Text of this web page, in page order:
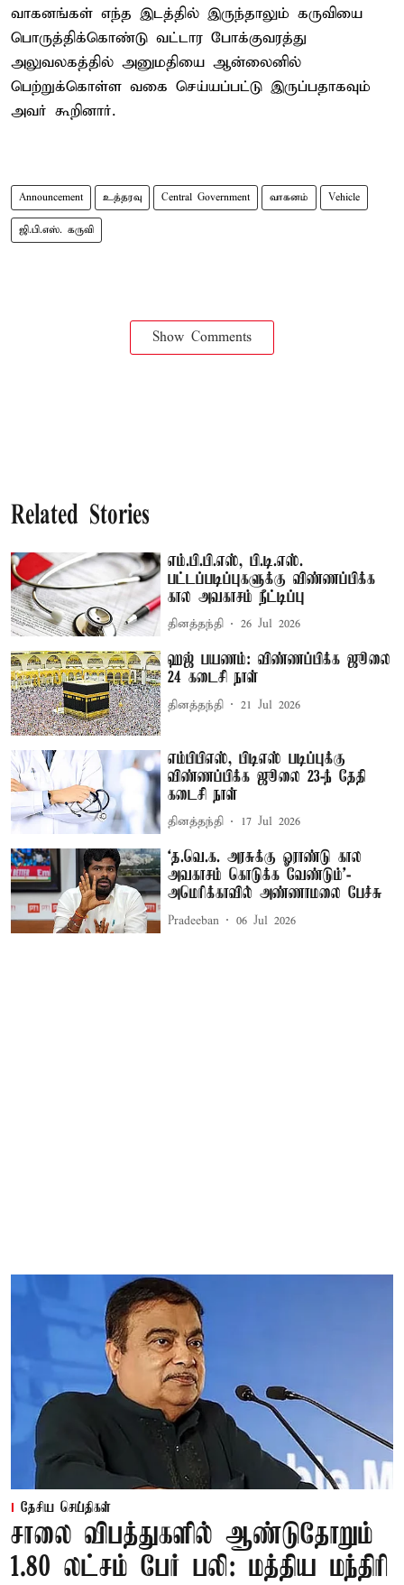
வாகனங்கள் எந்த இடத்தில் இருந்தாலும் கருவியை
பொருத்திக்கொண்டு வட்டார போக்குவரத்து
அலுவலகத்தில் அனுமதியை ஆன்லைனில்
பெற்றுக்கொள்ள வகை செய்யப்பட்டு இருப்பதாகவும்
அவர் கூறினார்.
Announcement உத்தரவு Central Government வாகனம் Vehicle
ஜி.பி.எஸ். கருவி
Show Comments
Related Stories
எம்.பி.பி.எஸ், பி.டி.எஸ்.
பட்டப்படிப்புகளுக்கு விண்ணப்பிக்க
கால அவகாசம் நீட்டிப்பு
தினத்தந்தி 26 Jul 2026
ஹஜ் பயணம்: விண்ணப்பிக்க ஜூலை
24 கடைசி நாள்
தினத்தந்தி 21 Jul 2026
எம்பிபிஎஸ், பிடிஎஸ் படிப்புக்கு
விண்ணப்பிக்க ஜூலை 23-ந் தேதி
கடைசி நாள்
தினத்தந்தி 17 Jul 2026
‘த.வெ.க. அரசுக்கு ஓராண்டு கால
அவகாசம் கொடுக்க வேண்டும்’-
அமெரிக்காவில் அண்ணாமலை பேச்சு
Pradeeban 06 Jul 2026
தேசிய செய்திகள்
சாலை விபத்துகளில் ஆண்டுதோறும்
1.80 லட்சம் பேர் பலி: மத்திய மந்திரி